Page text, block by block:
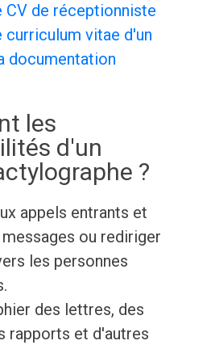
CV de réceptionniste
curriculum vitae d'un
documentation
les
d'un
?
appels entrants et
ou rediriger
les personnes
des lettres, des
rapports et d'autres